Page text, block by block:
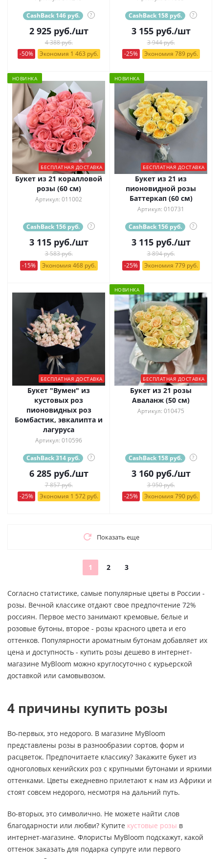
CashBack 146 руб. ?
2 925руб./шт
4 388 руб.
-50%
Экономия 1 463 руб.
CashBack 158 руб. ?
3 155руб./шт
3 944 руб.
-25%
Экономия 789 руб.
НОВИНКА
БЕСПЛАТНАЯ ДОСТАВКА
Букет из 21 коралловой
розы (60 см)
Артикул: 011002
CashBack 156 руб. ?
3 115руб./шт
3 583 руб.
-15%
Экономия 468 руб.
НОВИНКА
БЕСПЛАТНАЯ ДОСТАВКА
Букет из 21 из
пионовидной розы
Баттеркап (60 см)
Артикул: 010731
CashBack 156 руб. ?
3 115руб./шт
3 894 руб.
-25%
Экономия 779 руб.
БЕСПЛАТНАЯ ДОСТАВКА
Букет "Вумен" из
кустовых роз
пионовидных роз
Бомбастик, эвкалипта и
лагуруса
Артикул: 010596
CashBack 314 руб. ?
6 285руб./шт
7 857 руб.
-25%
Экономия 1 572 руб.
НОВИНКА
БЕСПЛАТНАЯ ДОСТАВКА
Букет из 21 розы
Аваланж (50 см)
Артикул: 010475
CashBack 158 руб. ?
3 160руб./шт
3 950 руб.
-25%
Экономия 790 руб.
Показать еще
1 2 3
Согласно статистике, самые популярные цветы в России -
розы. Вечной классике отдают свое предпочтение 72%
россиян. Первое место занимают кремовые, белые и
розовые бутоны, второе - розы красного цвета и его
оттенков. Популярности ароматным бутонам добавляет их
цена и доступность - купить розы дешево в интернет-
магазине MyBloom можно круглосуточно с курьерской
доставкой или самовывозом.
4 причины купить розы
Во-первых, это недорого. В магазине MyBloom
представлены розы в разнообразии сортов, форм и
расцветок. Предпочитаете классику? Закажите букет из
одноголовых кенийских роз с крупными бутонами и яркими
оттенками. Цветы ежедневно прилетают к нам из Африки и
стоят совсем недорого, несмотря на дальний путь.
Во-вторых, это символично. Не можете найти слов
благодарности или любви? Купите кустовые розы в
интернет-магазине. Флористы MyBloom подскажут, какой
оттенок заказать для подарка супруге или первого